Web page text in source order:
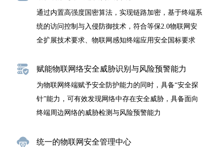
通过内置高强度国密算法，实现链路加密，基于终端系
统的访问控制与入侵防御技术，符合等保2.0物联网安
全扩展技术要求、物联网感知终端应用安全国标要求
赋能物联网络安全威胁识别与风险预警能力
为物联网终端赋予安全防护能力的同时，具备“安全探
针”能力，可有效发现网络中存在安全威胁，具备面向
终端周边网络的威胁检测与风险预警能力
统一的物联网安全管理中心